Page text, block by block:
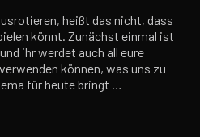
heißt das nicht, dass
könnt. Zunächst einmal ist
ihr werdet auch all eure
können, was uns zu
für heute bringt …